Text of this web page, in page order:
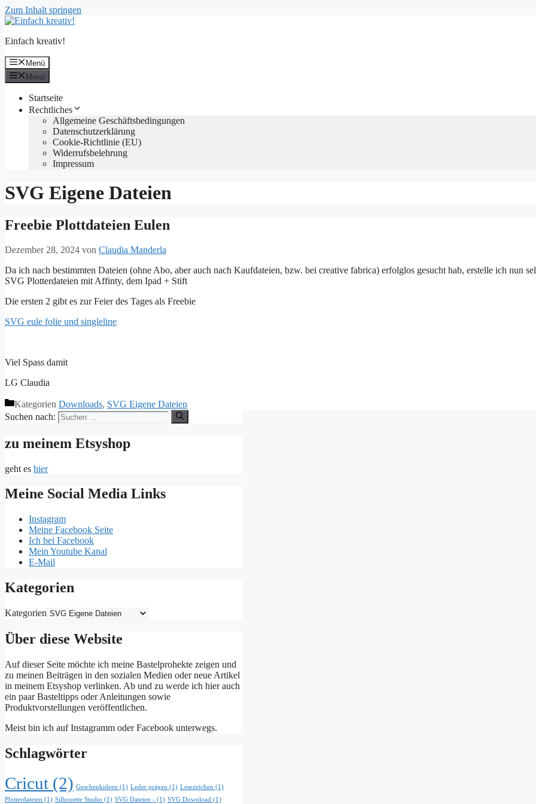
Zum Inhalt springen
Einfach kreativ!
Menü
Menü
Startseite
Rechtliches
Allgemeine Geschäftsbedingungen
Datenschutzerklärung
Cookie-Richtlinie (EU)
Widerrufsbelehrung
Impressum
SVG Eigene Dateien
Freebie Plottdateien Eulen
Dezember 28, 2024 von Claudia Manderla
Da ich nach bestimmten Dateien (ohne Abo, aber auch nach Kaufdateien, bzw. bei creative fabrica) erfolglos gesucht hab, erstelle ich nun
SVG Plotterdateien mit Affinty, dem Ipad + Stift
Die ersten 2 gibt es zur Feier des Tages als Freebie
SVG eule folie und singleline
Viel Spass damit
LG Claudia
Kategorien Downloads, SVG Eigene Dateien
Suchen nach:
zu meinem Etsyshop
geht es hier
Meine Social Media Links
Instagram
Meine Facebook Seite
Ich bei Facebook
Mein Youtube Kanal
E-Mail
Kategorien
Kategorien
Über diese Website
Auf dieser Seite möchte ich meine Bastelprohekte zeigen und
zu meinen Beiträgen in den sozialen Medien oder neue Artikel
in meinem Etsyshop verlinken. Ab und zu werde ich hier auch
ein paar Basteltipps oder Anleitungen sowie
Produktvorstellungen veröffentlichen.
Meist bin ich auf Instagramm oder Facebook unterwegs.
Schlagwörter
Cricut (2) Geschenkideen (1) Leder prägen (1) Lesezeichen (1)
Plotterdateien (1) Silhouette Studio (1) SVG Dateien - (1) SVG Download (1)